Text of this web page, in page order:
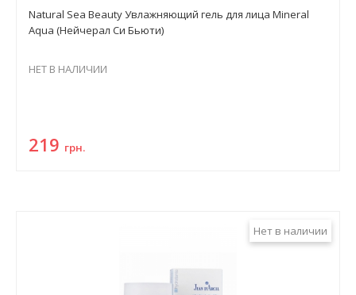
Natural Sea Beauty Увлажняющий гель для лица Mineral
Aqua (Нейчерал Си Бьюти)
НЕТ В НАЛИЧИИ
219 грн.
Нет в наличии